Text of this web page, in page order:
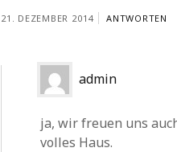
21. DEZEMBER 2014 ANTWORTEN
admin
ja, wir freuen uns
volles Haus.